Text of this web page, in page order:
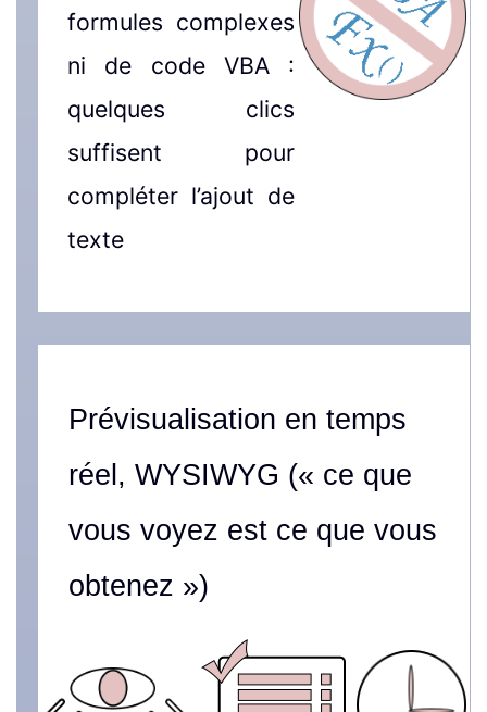
formules complexes
ni de code VBA :
quelques clics
suffisent pour
compléter l’ajout de
texte
Prévisualisation en temps
réel, WYSIWYG (« ce que
vous voyez est ce que vous
obtenez »)